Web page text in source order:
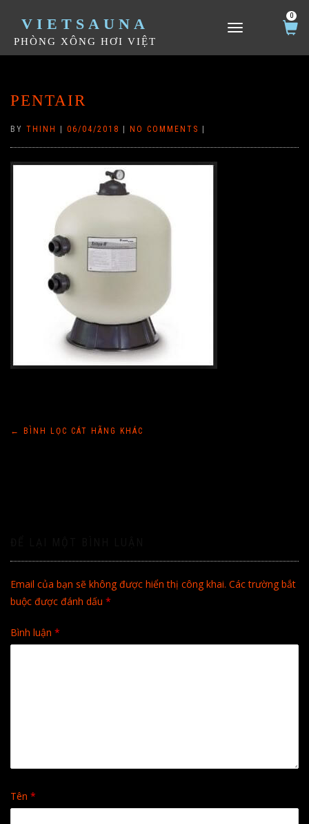
VIETSAUNA
PHÒNG XÔNG HƠI VIỆT
TOGGLE NAVIGATION
0
PENTAIR
BY THINH 06/04/2018 NO COMMENTS
Điều
← BÌNH LỌC CÁT HÃNG KHÁC
Email của bạn sẽ không được hiển thị công khai. Các trường bắt
buộc được đánh dấu *
Bình luận *
Tên *